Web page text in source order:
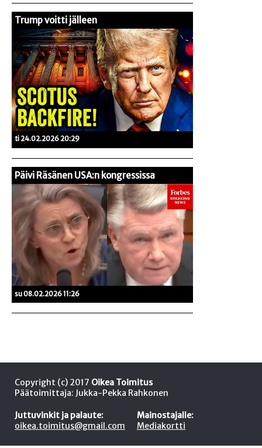
Trump voitti jälleen
ti 24.02.2026 20:29
Päivi Räsänen USA:n kongressissa
su 08.02.2026 11:26
Copyright (c) 2017 Oikea Toimitus
Päätoimittaja: Jukka-Pekka Rahkonen
Juttuvinkit ja palaute:
oikea.toimitus@gmail.com
Mainostajalle:
Mediakortti